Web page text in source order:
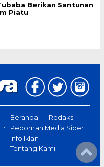
Berikan Santunan
Piatu
Beranda
Redaksi
Pedoman Media Siber
Info Iklan
Tentang Kami